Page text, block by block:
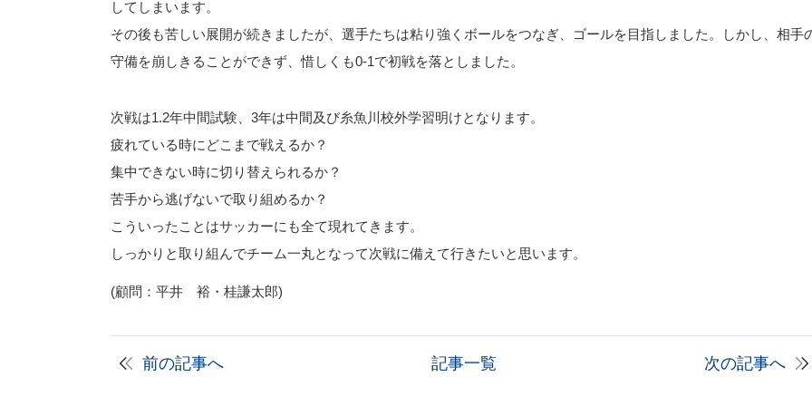
してしまいます。
その後も苦しい展開が続きましたが、選手たちは粘り強くボールをつなぎ、ゴールを目指しました。しかし、相手
守備を崩しきることができず、惜しくも0-1で初戦を落としました。
次戦は1.2年中間試験、3年は中間及び糸魚川校外学習明けとなります。
疲れている時にどこまで戦えるか？
集中できない時に切り替えられるか？
苦手から逃げないで取り組めるか？
こういったことはサッカーにも全て現れてきます。
しっかりと取り組んでチーム一丸となって次戦に備えて行きたいと思います。
(顧問：平井 裕・桂謙太郎)
前の記事へ 記事一覧 次の記事へ